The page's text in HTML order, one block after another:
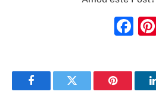
FacebookTwitter Pinterest